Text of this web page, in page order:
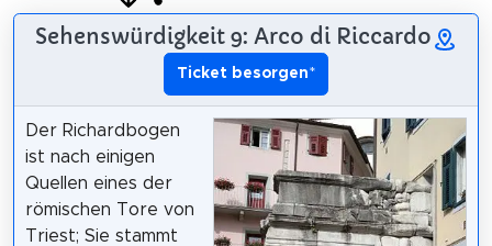
Sehenswürdigkeit 9: Arco di Riccardo
Ticket besorgen*
Der Richardbogen
ist nach einigen
Quellen eines der
römischen Tore von
Triest; Sie stammt